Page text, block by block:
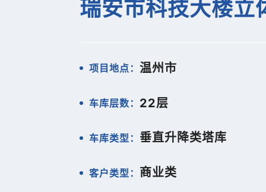
瑞安市科技大楼立
项目地点：温州市
车库层数： 22层
车库类型： 垂直升降类塔库
客户类型： 商业类